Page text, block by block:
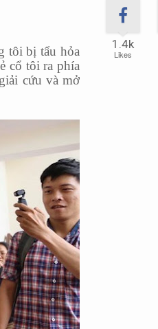
tôi bị tẩu hỏa
cổ tôi ra phía
cứu và mở
1.4k
Likes